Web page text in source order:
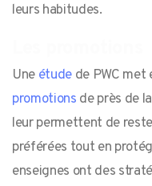
leurs habitudes.
Une étudede PWC met
promotions de près de
leur permettent de
préférées tout en
enseignes ont des